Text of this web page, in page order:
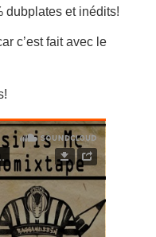
dubplates et inédits!
c’est fait avec le